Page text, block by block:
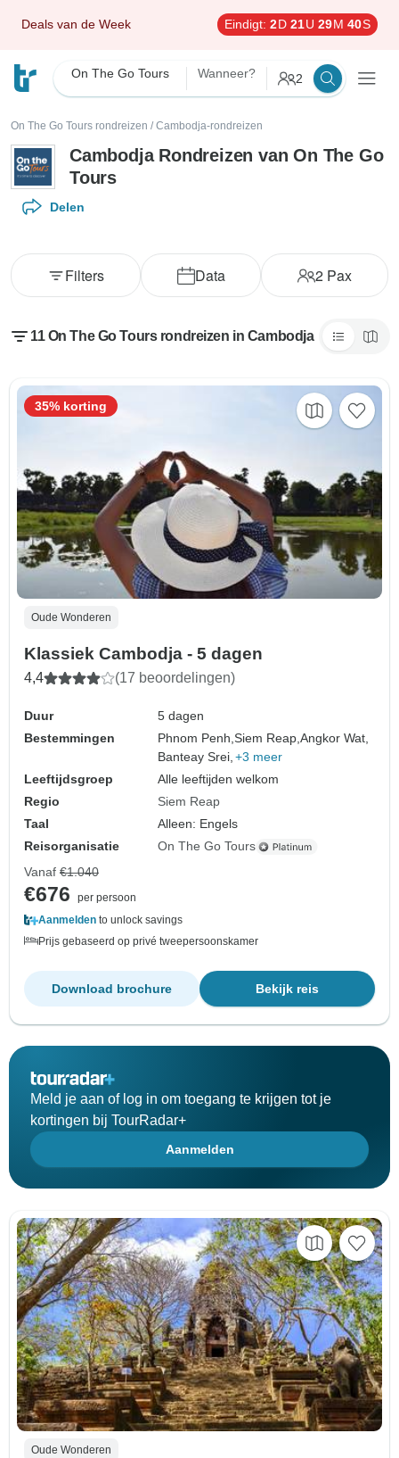
Deals van de Week Eindigt: 2D 21U 29M 39S
On The Go Tours Wanneer? 2
On The Go Tours rondreizen / Cambodja-rondreizen
Cambodja Rondreizen van On The Go
Tours
Delen
Data 2 Pax
Filters
11 On The Go Tours rondreizen in Cambodja
Oude Wonderen
Klassiek Cambodja - 5 dagen
4,4 (17 beoordelingen)
Duur
5 dagen
Bestemmingen
Phnom Penh,Siem Reap,Angkor Wat,
Banteay Srei, +3 meer
Leeftijdsgroep
Alle leeftijden welkom
Regio
Siem Reap
Taal
Alleen: Engels
Reisorganisatie
On The Go Tours
35% korting
Vanaf €1.040
€676
per persoon
Aanmelden to unlock savings
Prijs gebaseerd op privé tweepersoonskamer
Bekijk reis
Download brochure
Meld je aan of log in om toegang te krijgen tot je
kortingen bij TourRadar+
Aanmelden
Oude Wonderen